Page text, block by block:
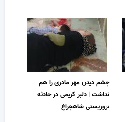
چشم دیدن مهر مادری را هم
نداشت | دلبر کریمی در حادثه
تروریستی شاهچراغ